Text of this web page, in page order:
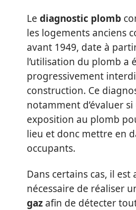
Le diagnostic plomb
les logements anciens
avant 1949, date à
l’utilisation du plomb a
progressivement
construction. Ce
notamment d’évaluer si
exposition au plomb
lieu et donc mettre en
occupants.
Dans certains cas, il est
nécessaire de réaliser
gaz afin de détecter